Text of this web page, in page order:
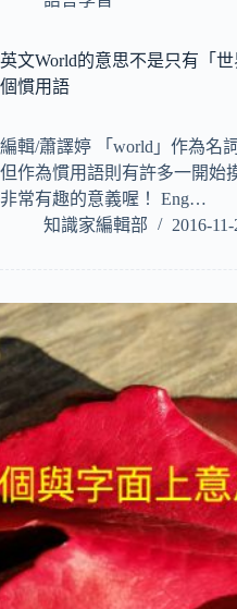
英文World的意思不是只有「
個慣用語
編輯/蕭譯婷 「world」作為名
但作為慣用語則有許多一開始
非常有趣的意義喔！ Eng…
知識家編輯部
2016-11-